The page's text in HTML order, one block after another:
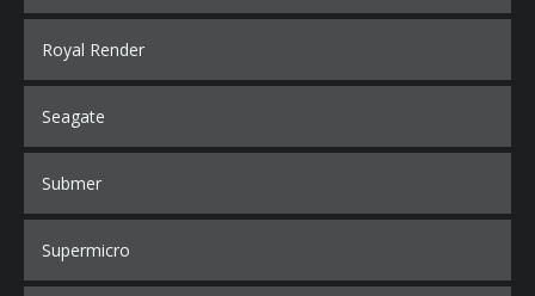
Royal Render
Seagate
Submer
Supermicro